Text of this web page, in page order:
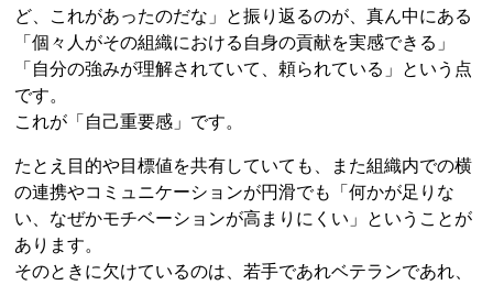
ど、これがあったのだな」と振り返るのが、真ん中にある
「個々人がその組織における自身の貢献を実感できる」
「自分の強みが理解されていて、頼られている」という点
です。
これが「自己重要感」です。
たとえ目的や目標値を共有していても、また組織内での横
の連携やコミュニケーションが円滑でも「何かが足りな
い、なぜかモチベーションが高まりにくい」ということが
あります。
そのときに欠けているのは、若手であれベテランであれ、